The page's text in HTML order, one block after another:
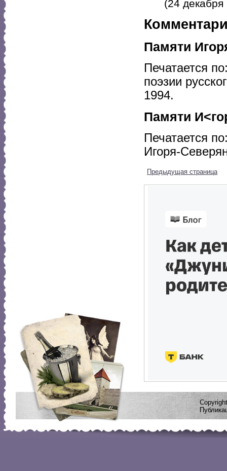
(24 декабря
Памяти
Печатается
поэзии
1994.
Памяти
Печатается
Игоря-
Предыдущая страница